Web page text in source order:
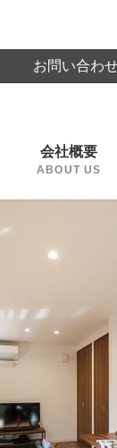
お問い合わ
会社概要
ABOUT US